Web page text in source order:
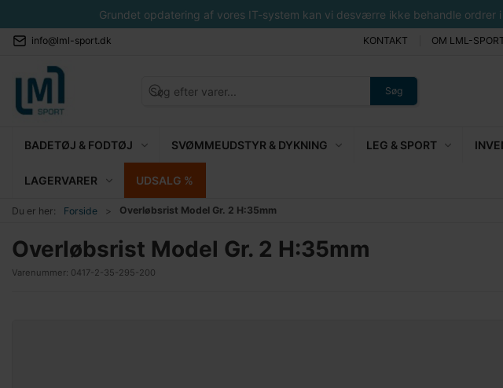
Grundet opdatering af vores IT-system kan vi desværre ikke behandle
info@lml-sport.dk KONTAKT OM LML-
Søg
BADETØJ & FODTØJ SVØMMEUDSTYR & DYKNING LEG & SPORT
LAGERVARER UDSALG %
Du er her: Forside Overløbsrist Model Gr. 2 H:35mm
Overløbsrist Model Gr. 2 H:35mm
Varenummer: 0417-2-35-295-200